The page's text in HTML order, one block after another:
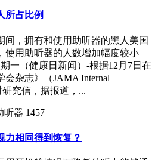
所占比例
间，拥有和使用助听器的黑人美国
使用助听器的人数增加幅度较小
一（健康日新闻）-根据12月7日在
会杂志》（JAMA Internal
究信，据报道，...
听器 1457
力相同得到恢复？